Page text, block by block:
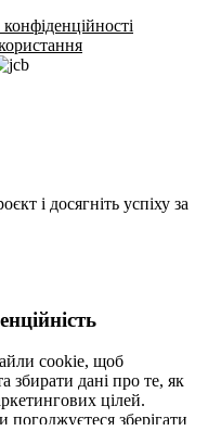
і досягніть успіху за
cookie, щоб
збирати дані про те, як
цілей.
зберігати